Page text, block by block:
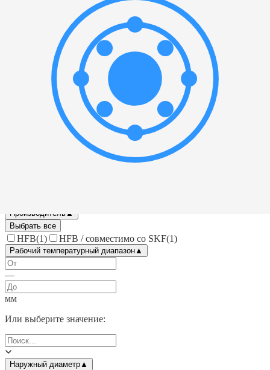
Или выберите значение:
Производитель▲
Выбрать все
HFB(1) HFB / совместимо со SKF(1)
Рабочий температурный диапазон▲
—
мм
Или выберите значение:
Наружный диаметр▲